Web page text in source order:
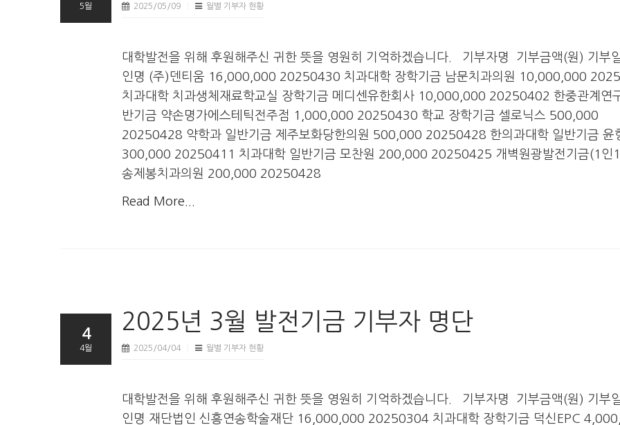
2025/05/09 월별 기부자 현황
대학발전을 위해 후원해주신 귀한 뜻을 영원히 기억하겠습니다. 기부자명 기부금액(원) 기부
인명 (주)덴티움 16,000,000 20250430 치과대학 장학기금 남문치과의원 10,000,000
치과대학 치과생체재료학교실 장학기금 메디센유한회사 10,000,000 20250402 한중관계연
반기금 약손명가에스테틱전주점 1,000,000 20250430 학교 장학기금 셀로닉스 500,000
20250428 약학과 일반기금 제주보화당한의원 500,000 20250428 한의과대학 일반기금 윤
300,000 20250411 치과대학 일반기금 모찬원 200,000 20250425 개벽원광발전기금(1인
송제봉치과의원 200,000 20250428
Read More...
5월
2025년 3월 발전기금 기부자 명단
2025/04/04 월별 기부자 현황
대학발전을 위해 후원해주신 귀한 뜻을 영원히 기억하겠습니다. 기부자명 기부금액(원) 기부
인명 재단법인 신흥연송학술재단 16,000,000 20250304 치과대학 장학기금 덕신EPC
4
4월